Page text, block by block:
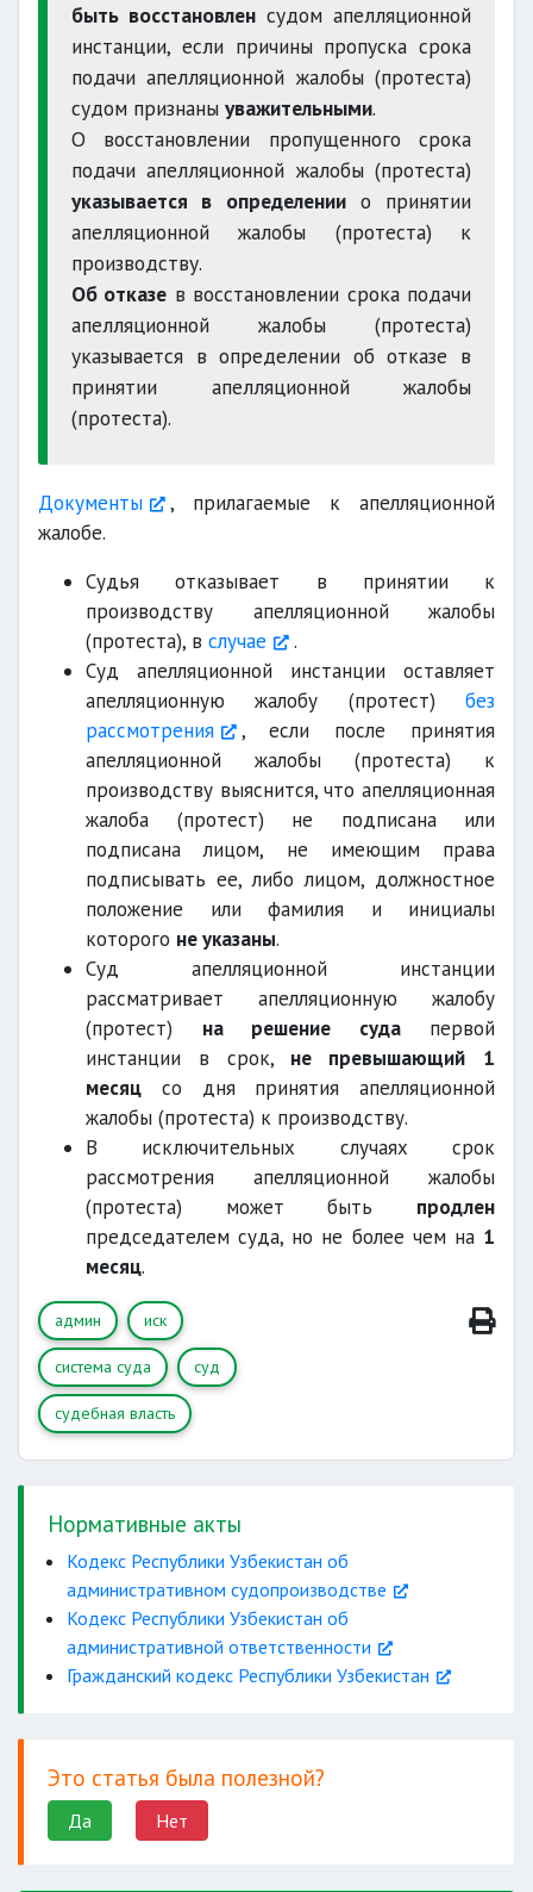
быть восстановлен судом апелляционной
инстанции, если причины пропуска срока
подачи апелляционной жалобы (протеста)
судом признаны уважительными.
О восстановлении пропущенного срока
подачи апелляционной жалобы (протеста)
указывается в определениио принятии
апелляционной жалобы (протеста) к
производству.
Об отказе в восстановлении срока подачи
апелляционной жалобы (протеста)
указывается в определении об отказе в
принятии апелляционной жалобы
(протеста).
Документы
, прилагаемые к апелляционной
жалобе.
Судья отказывает в принятии к
производству апелляционной жалобы
(протеста), в случае
.
Суд апелляционной инстанции оставляет
апелляционную жалобу (протест) без
рассмотрения
, если после принятия
апелляционной жалобы (протеста) к
производству выяснится, что апелляционная
жалоба (протест) не подписана или
подписана лицом, не имеющим права
подписывать ее, либо лицом, должностное
положение или фамилия и инициалы
которого не указаны.
Суд апелляционной инстанции
рассматривает апелляционную жалобу
(протест) на решение судапервой
инстанции в срок, не превышающий
1
месяц со дня принятия апелляционной
жалобы (протеста) к производству.
В исключительных случаях срок
рассмотрения апелляционной жалобы
(протеста) может быть продлен
председателем суда, но не более чем на 1
месяц.
админ иск
система суда суд
судебная власть
Нормативные акты
Кодекс Республики Узбекистан об
административном судопроизводстве
Кодекс Республики Узбекистан об
административной ответственности
Гражданский кодекс Республики Узбекистан
Это статья была полезной?
Да Нет